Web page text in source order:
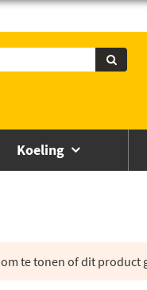
Koeling
om te tonen of dit product